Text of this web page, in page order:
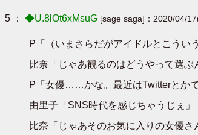
5 ： ◆U.8lOt6xMsuG [sage saga]：2020/04/
P「（いまさらだがアイドルとこうい
比奈「じゃあ観るのはどうやって
P「女優……かな。最近はTwitterとか
由里子「SNS時代を感じちゃうじぇ」
比奈「じゃあそのお気に入りの女優